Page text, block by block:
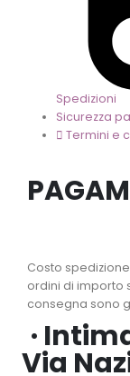
Spedizioni
Sicurezza
Termini e
Costo spedizione
ordini di importo
consegna sono
·
Via